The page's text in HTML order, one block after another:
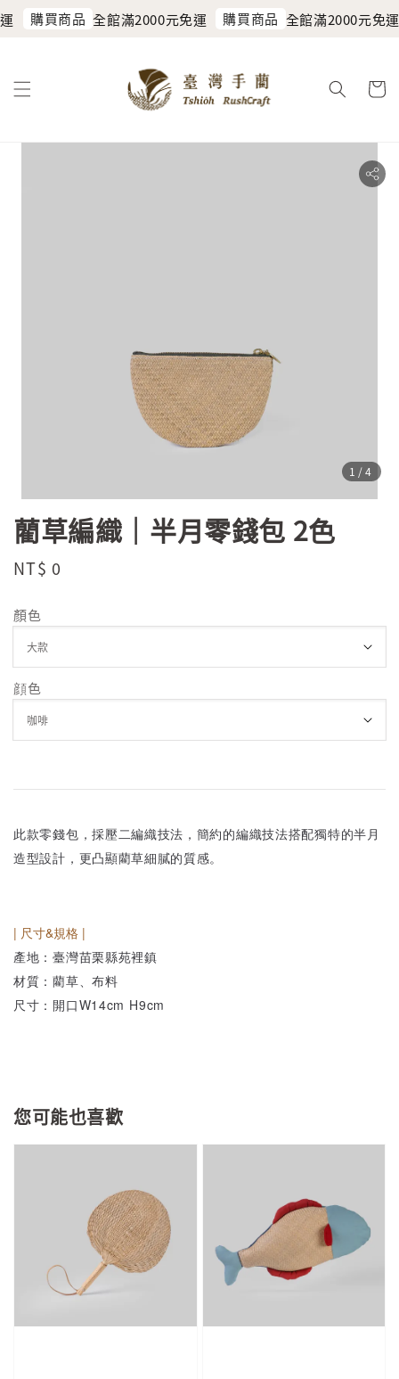
購買商品 全館滿2000元免運 購買商品 全館滿2000元免運
1 /4
藺草編織｜半月零錢包 2色
Regular
NT$ 0
顏色
顔色
此款零錢包，採壓二編織技法，簡約的編織技法搭配獨特的半月
造型設計，更凸顯藺草細膩的質感。
| 尺寸&規格 |
產地：臺灣苗栗縣苑裡鎮
材質：藺草、布料
尺寸：開口W14cm H9cm
您可能也喜歡